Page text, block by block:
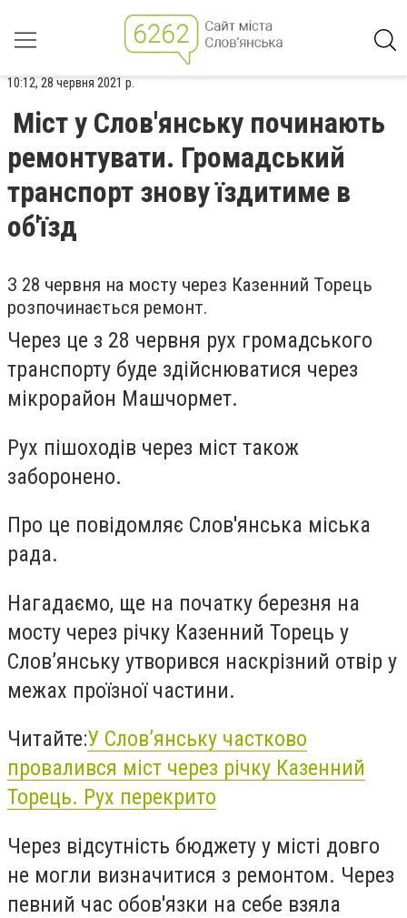
10:12, 28 червня 2021 р.
Міст у Слов'янську починають
ремонтувати. Громадський
транспорт знову їздитиме в
об'їзд
З 28 червня на мосту через Казенний Торець
розпочинається ремонт.
Через це з 28 червня рух громадського
транспорту буде здійснюватися через
мікрорайон Машчормет.
Рух пішоходів через міст також
заборонено.
Про це повідомляє Слов'янська міська
рада.
Нагадаємо, ще на початку березня на
мосту через річку Казенний Торець у
Слов’янську утворився наскрізний отвір у
межах проїзної частини.
Читайте:У Слов’янську частково
провалився міст через річку Казенний
Торець. Рух перекрито
Через відсутність бюджету у місті довго
не могли визначитися з ремонтом. Через
певний час обов'язки на себе взяла